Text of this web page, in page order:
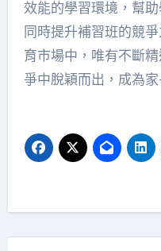
效能的學習環境，幫
同時提升補習班的競
育市場中，唯有不斷
爭中脫穎而出，成為